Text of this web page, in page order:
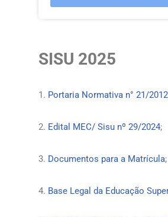
SISU 2025
1. Portaria Normativa n° 21/2012
2. Edital MEC/ Sisu nº 29/2024;
3. Documentos para a Matrícula;
4. Base Legal da Educação